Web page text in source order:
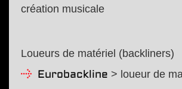
création musicale
Loueurs de matériel (backliners)
Eurobackline > loueur de